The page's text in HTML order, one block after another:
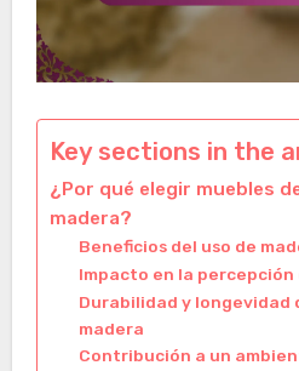
Key sections in the
¿Por qué elegir muebles
madera?
Beneficios del uso de
Impacto en la
Durabilidad y longevidad
madera
Contribución a un